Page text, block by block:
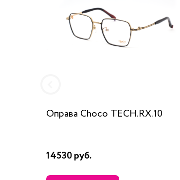
Оправа Choco TECH.RX.10
14530 руб.